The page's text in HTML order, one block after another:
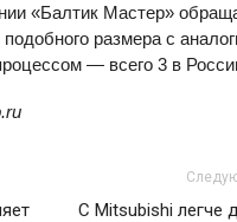
«Балтик Мастер»
размера с
— всего 3 в
C Mitsubishi легче